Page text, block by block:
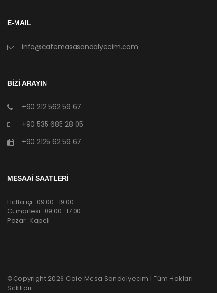
E-MAIL
info@cafemasasandalyecim.com
BİZİ ARAYIN
+90 212 562 59 67
+90 535 685 28 05
+90 2125 62 59 67
MESAAİ SAATLERİ
Hafta içi : 09:00 -19:00
Cumartesi : 09:00 -17:00
Pazar : Kapalı
©Copyright 2026 Cafe Masa Sandalyecim | Tüm Hakları
Saklıdır. .